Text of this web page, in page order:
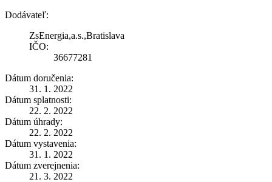
Dodávateľ:
ZsEnergia,a.s.,Bratislava
IČO:
36677281
Dátum doručenia:
31. 1. 2022
Dátum splatnosti:
22. 2. 2022
Dátum úhrady:
22. 2. 2022
Dátum vystavenia:
31. 1. 2022
Dátum zverejnenia:
21. 3. 2022